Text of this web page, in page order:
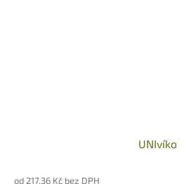
UNIvíko
od 217,36 Kč bez DPH